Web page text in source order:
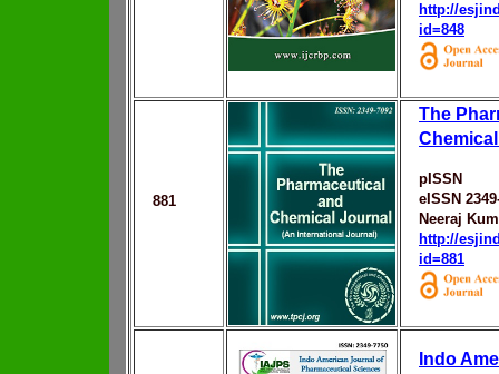
http://
id=848
881
The
pISSN
eISSN
Neeraj
http://
id=881
Indo